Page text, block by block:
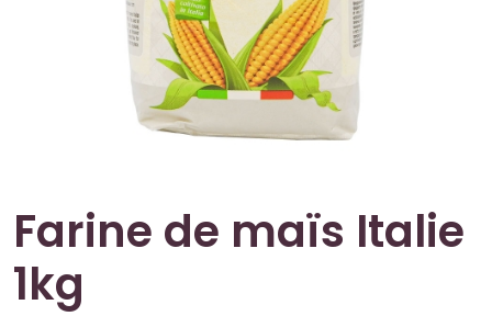
Farine de maïs Italie
1kg